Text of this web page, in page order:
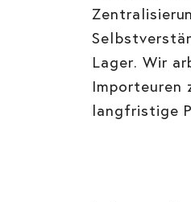
Lager. Wir
Importeuren
langfristige